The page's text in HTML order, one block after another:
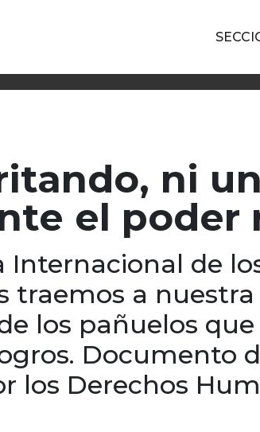
ni un
el poder
Internacional de
traemos a nuestra
los pañuelos que
Documento
los Derechos